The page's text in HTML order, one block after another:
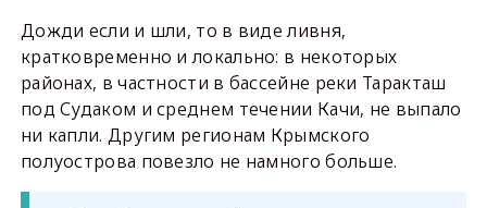
Дожди если и шли, то в виде ливня,
кратковременно и локально: в некоторых
районах, в частности в бассейне реки Таракташ
под Судаком и среднем течении Качи, не выпало
ни капли. Другим регионам Крымского
полуострова повезло не намного больше.